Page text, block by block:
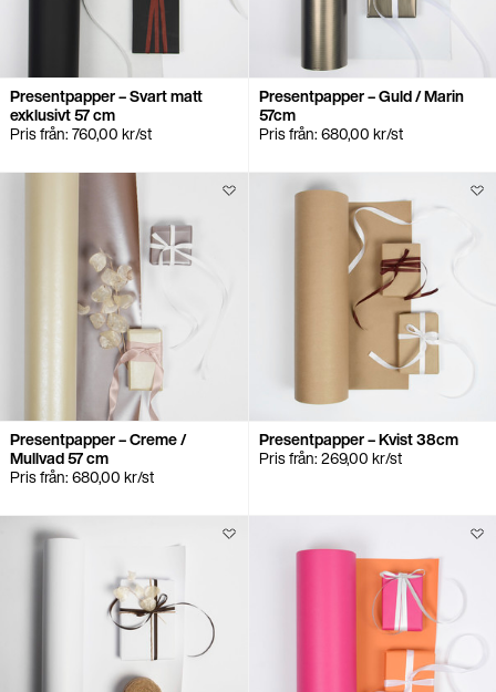
Presentpapper – Svart matt
exklusivt 57 cm
Pris från:760,00kr/st
Presentpapper – Guld / Marin
57cm
Pris från:680,00kr/st
Presentpapper – Creme /
Mullvad 57 cm
Pris från:680,00kr/st
Presentpapper – Kvist 38cm
Pris från:269,00kr/st